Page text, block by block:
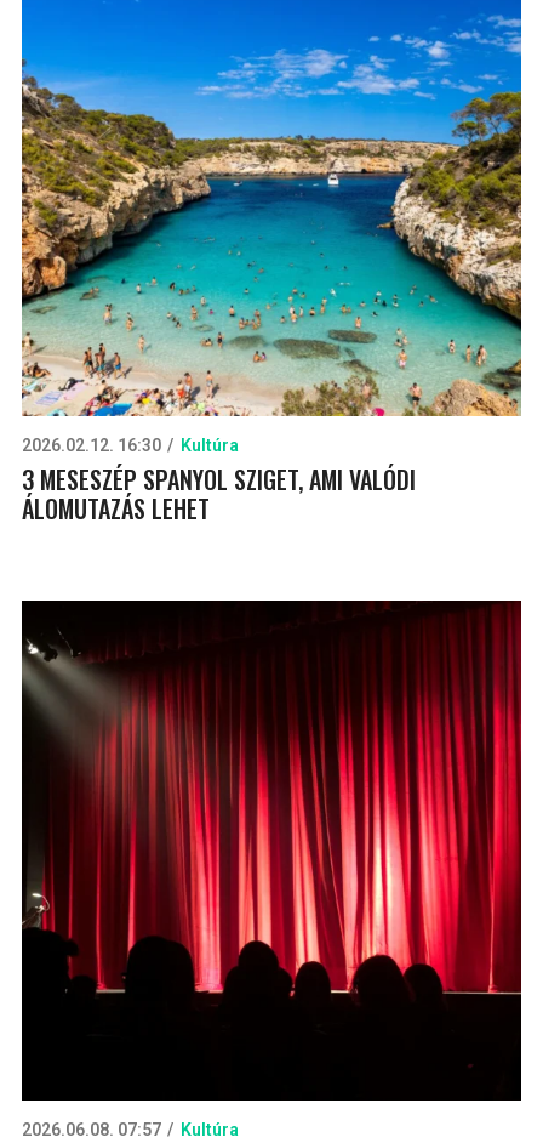
2026.02.12. 16:30 Kultúra
3 MESESZÉP SPANYOL SZIGET, AMI VALÓDI
ÁLOMUTAZÁS LEHET
2026.06.08. 07:57 Kultúra